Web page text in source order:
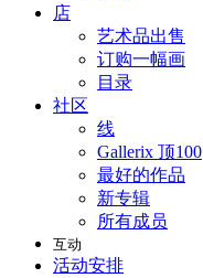
店
艺术品出售
订购一幅画
目录
社区
线
Gallerix 顶100
最好的作品
新专辑
所有成员
互动
活动安排